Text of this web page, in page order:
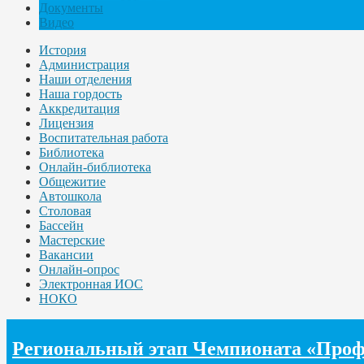
Документы
Видео
История
Администрация
Наши отделения
Наша гордость
Аккредитация
Лицензия
Воспитательная работа
Библиотека
Онлайн-библиотека
Общежитие
Автошкола
Столовая
Бассейн
Мастерские
Вакансии
Онлайн-опрос
Электронная ИОС
НОКО
Региональный этап Чемпионата